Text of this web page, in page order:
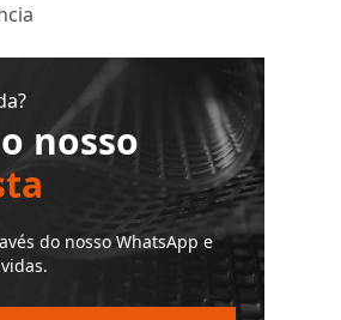
nosso
do nosso WhatsApp e